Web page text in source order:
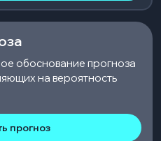
обоснование прогноза
на вероятность
прогноз